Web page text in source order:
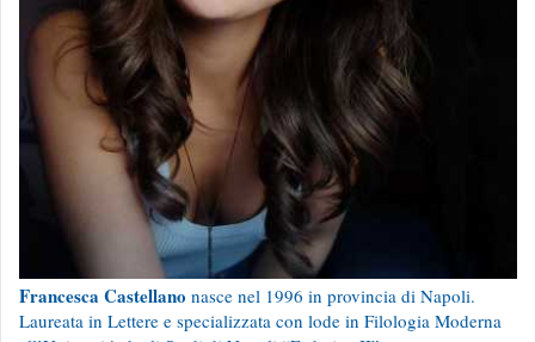
Francesca Castellano nasce nel 1996 in provincia di Napoli.
Laureata in Lettere e specializzata con lode in Filologia Moderna